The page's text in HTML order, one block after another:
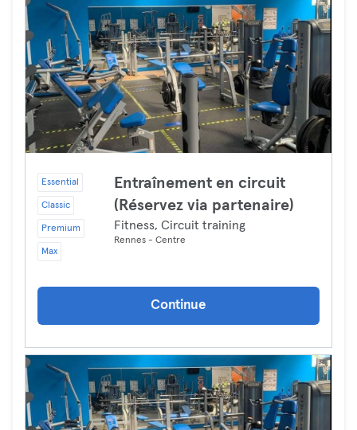
Essential
Classic
Premium
Max
Entraînement en circuit
(Réservez via partenaire)
Fitness, Circuit training
Rennes - Centre
Continue